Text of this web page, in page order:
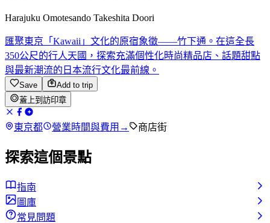
Harajuku Omotesando Takeshita Doori
匯聚東京「Kawaii」文化的原宿象徵——竹下通。在這全長
350公尺的行人天國，探索充滿個性化時尚精品店、話題甜點
與最新潮流的日本流行文化最前線。
Save
Add to trip
蓋上到訪印章
東京都 營業時間與費用 → 商店街
探索這個景點
指南
圖庫
常見問題